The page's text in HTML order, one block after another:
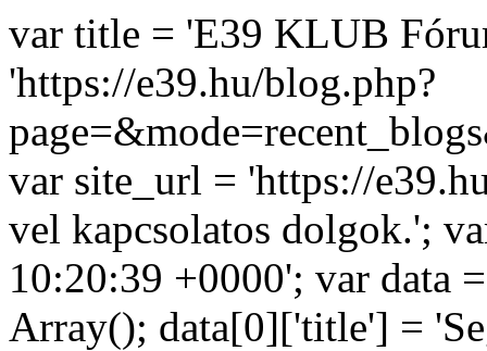
var title = 'E39 KLUB
'https://e39.hu/blog.php?
var site_url = 'https://
vel kapcsolatos dolgok.';
10:20:39 +0000'; var data
Array(); data[0]['title'] =